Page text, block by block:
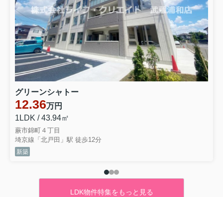
グリーンシャトー
12.36万円
1LDK / 43.94㎡
蕨市錦町４丁目
埼京線「北戸田」駅 徒歩12分
新築
LDK物件特集をもっと見る